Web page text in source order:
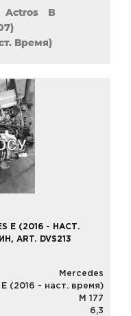
Actros
B
Время)
- 2017)
- 2003)
GLA GLE
ML
SLS AMG
Vaneo
E (2016 - НАСТ.
ART. DVS213
Mercedes
E (2016 - наст. время)
M 177
6,3